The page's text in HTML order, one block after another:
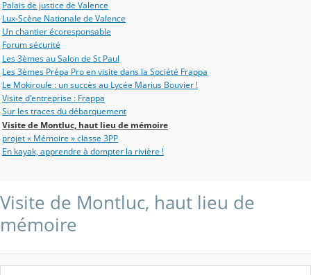
Palais de justice de Valence
Lux-Scène Nationale de Valence
Un chantier écoresponsable
Forum sécurité
Les 3èmes au Salon de St Paul
Les 3èmes Prépa Pro en visite dans la Société Frappa
Le Mokiroule : un succès au Lycée Marius Bouvier !
Visite d'entreprise : Frappa
Sur les traces du débarquement
Visite de Montluc, haut lieu de mémoire
projet « Mémoire » classe 3PP
En kayak, apprendre à dompter la rivière !
Visite de Montluc, haut lieu de
mémoire